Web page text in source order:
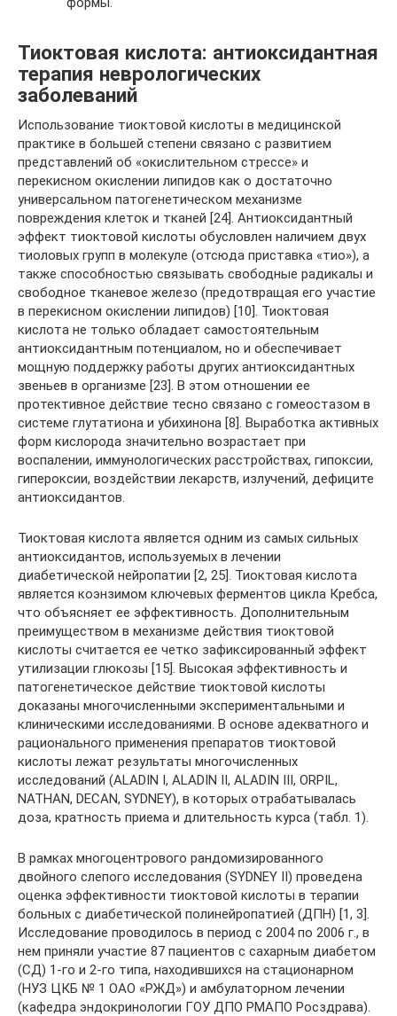
Тиоктовая кислота: антиоксидантная
терапия неврологических
заболеваний
Использование тиоктовой кислоты в медицинской
практике в большей степени связано с развитием
представлений об «окислительном стрессе» и
перекисном окислении липидов как о достаточно
универсальном патогенетическом механизме
повреждения клеток и тканей [24]. Антиоксидантный
эффект тиоктовой кислоты обусловлен наличием двух
тиоловых групп в молекуле (отсюда приставка «тио»), а
также способностью связывать свободные радикалы и
свободное тканевое железо (предотвращая его участие
в перекисном окислении липидов) [10]. Тиоктовая
кислота не только обладает самостоятельным
антиоксидантным потенциалом, но и обеспечивает
мощную поддержку работы других антиоксидантных
звеньев в организме [23]. В этом отношении ее
протективное действие тесно связано с гомеостазом в
системе глутатиона и убихинона [8]. Выработка активных
форм кислорода значительно возрастает при
воспалении, иммунологических расстройствах, гипоксии,
гипероксии, воздействии лекарств, излучений, дефиците
антиоксидантов.
Тиоктовая кислота является одним из самых сильных
антиоксидантов, используемых в лечении
диабетической нейропатии [2, 25]. Тиоктовая кислота
является коэнзимом ключевых ферментов цикла Кребса,
что объясняет ее эффективность. Дополнительным
преимуществом в механизме действия тиоктовой
кислоты считается ее четко зафиксированный эффект
утилизации глюкозы [15]. Высокая эффективность и
патогенетическое действие тиоктовой кислоты
доказаны многочисленными экспериментальными и
клиническими исследованиями. В основе адекватного и
рационального применения препаратов тиоктовой
кислоты лежат результаты многочисленных
исследований (ALADIN I, ALADIN II, ALADIN III, ORPIL,
NATHAN, DECAN, SYDNEY), в которых отрабатывалась
доза, кратность приема и длительность курса (табл. 1).
В рамках многоцентрового рандомизированного
двойного слепого исследования (SYDNEY II) проведена
оценка эффективности тиоктовой кислоты в терапии
больных с диабетической полинейропатией (ДПН) [1, 3].
Исследование проводилось в период с 2004 по 2006 г., в
нем приняли участие 87 пациентов с сахарным диабетом
(СД) 1-го и 2-го типа, находившихся на стационарном
(НУЗ ЦКБ № 1 ОАО «РЖД») и амбулаторном лечении
(кафедра эндокринологии ГОУ ДПО РМАПО Росздрава).